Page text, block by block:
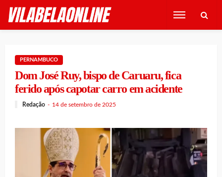
PERNAMBUCO
Dom José Ruy, bispo de Caruaru, fica
ferido após capotar carro em acidente
Redação 14 de setembro de 2025